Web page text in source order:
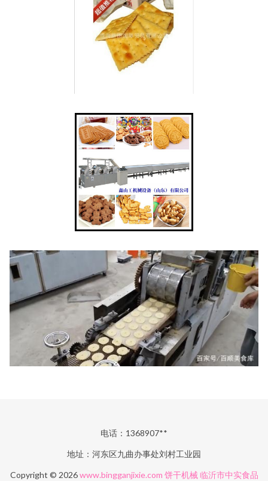
电话：1368907**
地址：河东区九曲办事处刘村工业园
Copyright © 2026www.bingganjixie.com 饼干机械 临沂市中实食品